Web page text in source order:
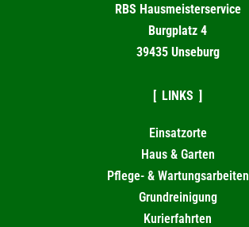
RBS Hausmeisterservice
Burgplatz 4
39435 Unseburg
LINKS
Einsatzorte
Haus & Garten
Pflege- & Wartungsarbeiten
Grundreinigung
Kurierfahrten